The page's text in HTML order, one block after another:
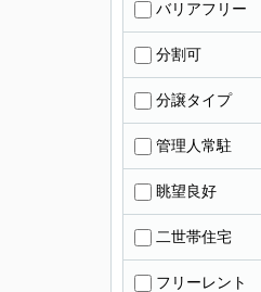
バリアフリー
分割可
分譲タイプ
管理人常駐
眺望良好
二世帯住宅
フリーレント